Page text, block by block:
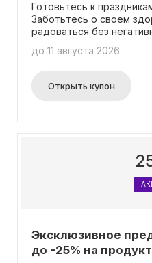
Готовьтесь к
Заботьтесь о своем
радоваться без
врачом-терапевтом до
поддержания
противопоказания.
до 11 августа 2026
Открыть купон
Эксклюзивное
до -25% на